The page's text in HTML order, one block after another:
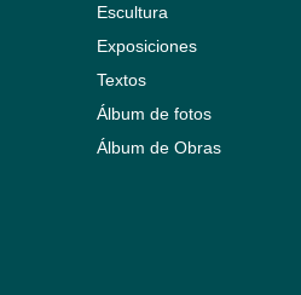
Escultura
Exposiciones
Textos
Álbum de fotos
Álbum de Obras